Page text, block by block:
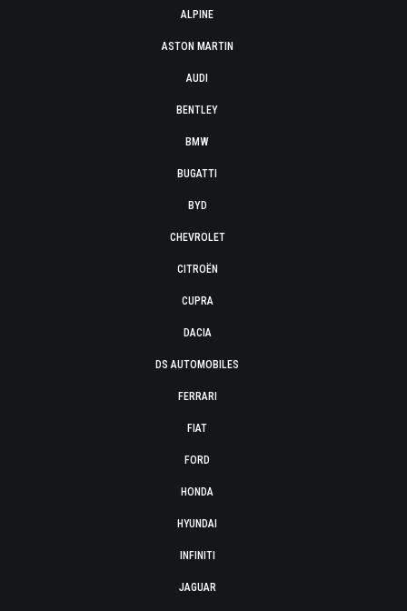
ALPINE
ASTON MARTIN
AUDI
BENTLEY
BMW
BUGATTI
BYD
CHEVROLET
CITROËN
CUPRA
DACIA
DS AUTOMOBILES
FERRARI
FIAT
FORD
HONDA
HYUNDAI
INFINITI
JAGUAR